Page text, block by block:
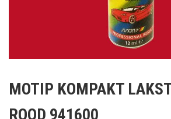
het
van
MOTIP KOMPAKT
ROOD 941600